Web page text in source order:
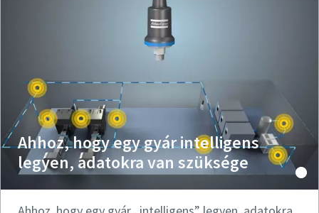
Ahhoz, hogy egy gyár intelligens
legyen, adatokra van szüksége